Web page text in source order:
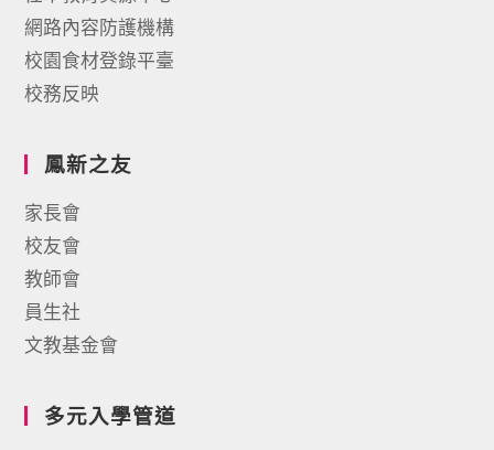
網路內容防護機構
校園食材登錄平臺
校務反映
鳳新之友
家長會
校友會
教師會
員生社
文教基金會
多元入學管道